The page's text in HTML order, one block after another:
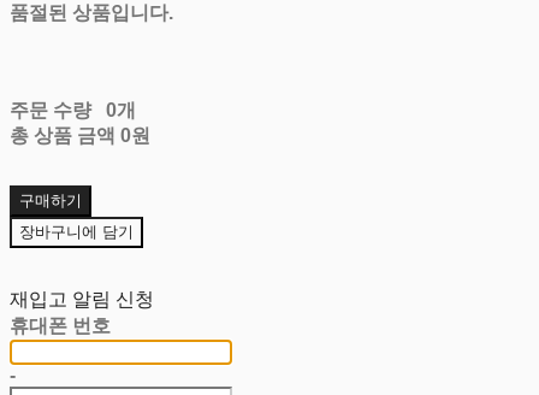
품절된 상품입니다.
주문 수량
0개
총 상품 금액 0원
구매하기
장바구니에 담기
재입고 알림 신청
휴대폰 번호
-